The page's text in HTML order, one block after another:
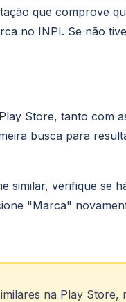
que comprove
no INPI. Se não
Store, tanto com
busca para
similar, verifique se
"Marca"
na Play Store,